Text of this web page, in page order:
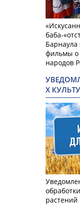
баба-
фильмы о
народов
Х
растений